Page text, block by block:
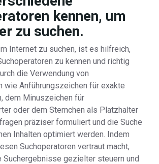
kennen, um
zu suchen.
Internet zu suchen, ist es hilfreich,
zu kennen und richtig
die Verwendung von
wie Anführungszeichen für exakte
dem Minuszeichen für
oder dem Sternchen als Platzhalter
präziser formuliert und die Suche
Inhalten optimiert werden. Indem
Suchoperatoren vertraut macht,
Suchergebnisse gezielter steuern und